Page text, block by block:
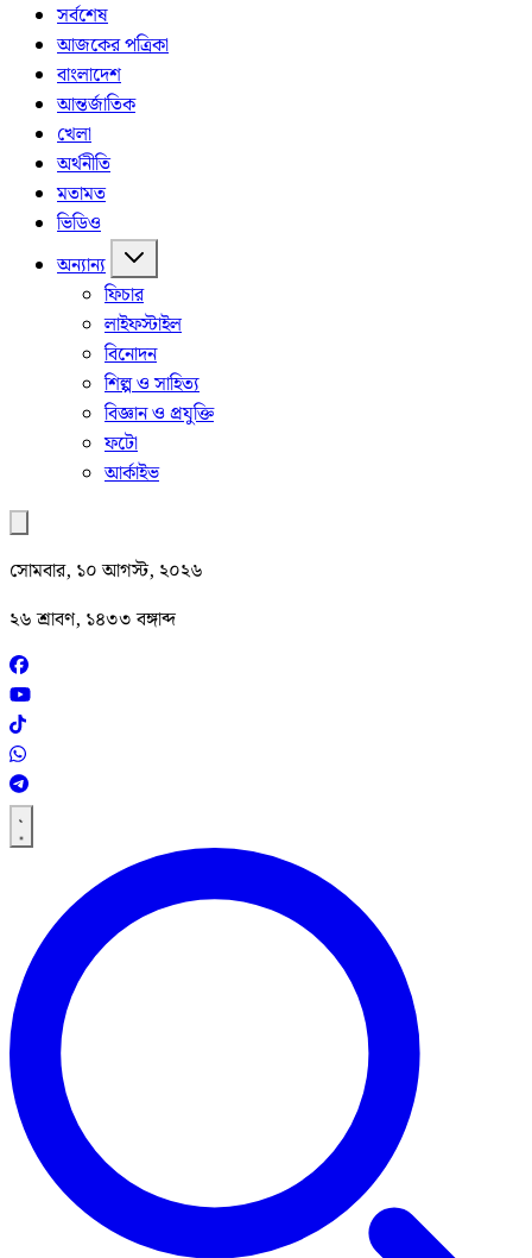
সর্বশেষ
আজকের পত্রিকা
বাংলাদেশ
আন্তর্জাতিক
খেলা
অর্থনীতি
মতামত
ভিডিও
অন্যান্য
ফিচার
লাইফস্টাইল
বিনোদন
শিল্প ও সাহিত্য
বিজ্ঞান ও প্রযুক্তি
ফটো
আর্কাইভ
সোমবার, ১০ আগস্ট, ২০২৬
২৬ শ্রাবণ, ১৪৩৩ বঙ্গাব্দ